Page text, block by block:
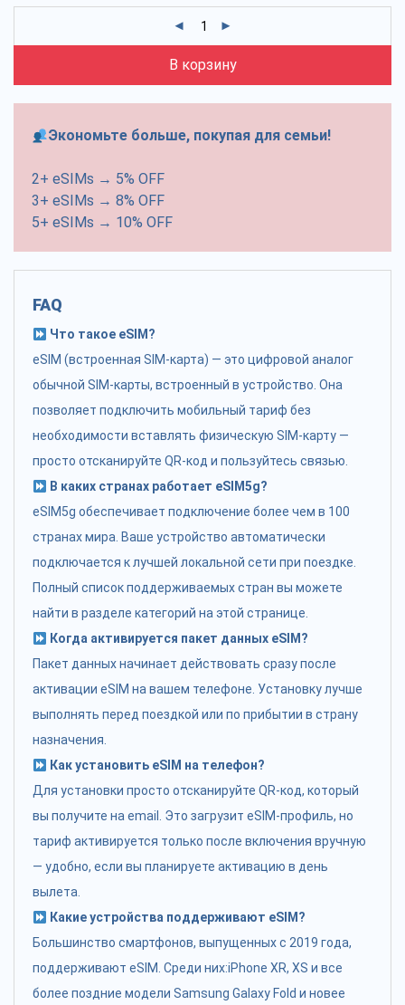
В корзину
Экономьте больше, покупая для семьи!
2+ eSIMs → 5% OFF
3+ eSIMs → 8% OFF
5+ eSIMs → 10% OFF
FAQ
Что такое eSIM?
eSIM (встроенная SIM-карта) — это цифровой аналог
обычной SIM-карты, встроенный в устройство. Она
позволяет подключить мобильный тариф без
необходимости вставлять физическую SIM-карту —
просто отсканируйте QR-код и пользуйтесь связью.
В каких странах работает eSIM5g?
eSIM5g обеспечивает подключение более чем в 100
странах мира. Ваше устройство автоматически
подключается к лучшей локальной сети при поездке.
Полный список поддерживаемых стран вы можете
найти в разделе категорий на этой странице.
Когда активируется пакет данных eSIM?
Пакет данных начинает действовать сразу после
активации eSIM на вашем телефоне. Установку лучше
выполнять перед поездкой или по прибытии в страну
назначения.
Как установить eSIM на телефон?
Для установки просто отсканируйте QR-код, который
вы получите на email. Это загрузит eSIM-профиль, но
тариф активируется только после включения вручную
— удобно, если вы планируете активацию в день
вылета.
Какие устройства поддерживают eSIM?
Большинство смартфонов, выпущенных с 2019 года,
поддерживают eSIM. Среди них:iPhone XR, XS и все
более поздние модели Samsung Galaxy Fold и новее